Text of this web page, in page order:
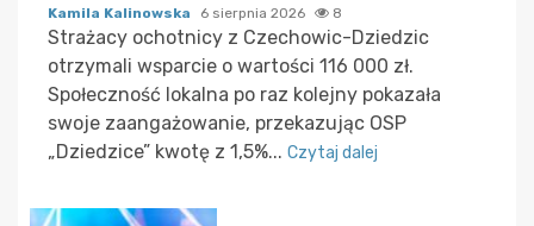
Kamila Kalinowska 6 sierpnia 2026 8
Strażacy ochotnicy z Czechowic-Dziedzic
otrzymali wsparcie o wartości 116 000 zł.
Społeczność lokalna po raz kolejny pokazała
swoje zaangażowanie, przekazując OSP
„Dziedzice” kwotę z 1,5%... Czytaj dalej